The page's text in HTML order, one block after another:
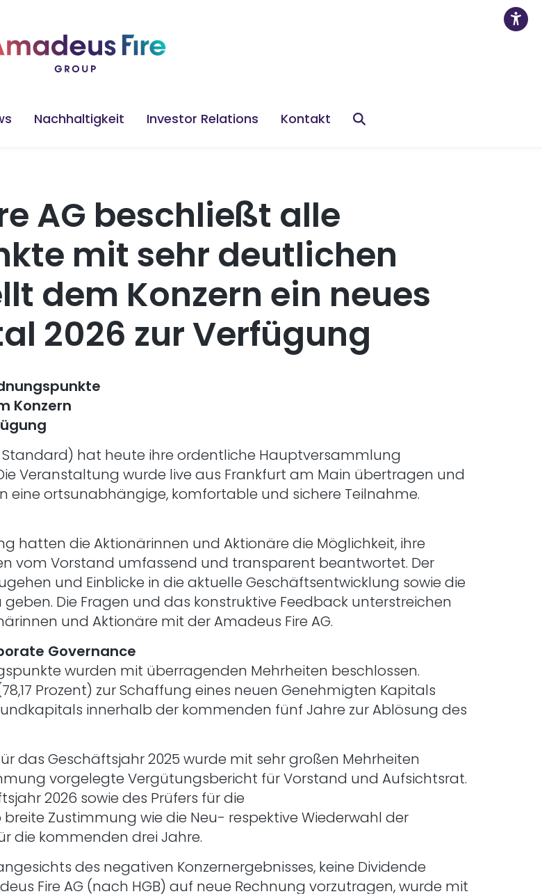
Nachhaltigkeit Investor Relations Kontakt
AG beschließt alle
mit sehr deutlichen
dem Konzern ein neues
2026 zur Verfügung
Konzern
Standard) hat heute ihre ordentliche Hauptversammlung
Veranstaltung wurde live aus Frankfurt am Main übertragen und
ortsunabhängige, komfortable und sichere Teilnahme.
hatten die Aktionärinnen und Aktionäre die Möglichkeit, ihre
vom Vorstand umfassend und transparent beantwortet. Der
und Einblicke in die aktuelle Geschäftsentwicklung sowie die
Die Fragen und das konstruktive Feedback unterstreichen
und Aktionäre mit der Amadeus Fire AG.
Governance
wurden mit überragenden Mehrheiten beschlossen.
Prozent) zur Schaffung eines neuen Genehmigten Kapitals
innerhalb der kommenden fünf Jahre zur Ablösung des
das Geschäftsjahr 2025 wurde mit sehr großen Mehrheiten
vorgelegte Vergütungsbericht für Vorstand und Aufsichtsrat.
2026 sowie des Prüfers für die
Zustimmung wie die Neu- respektive Wiederwahl der
die kommenden drei Jahre.
des negativen Konzernergebnisses, keine Dividende
Fire AG (nach HGB) auf neue Rechnung vorzutragen, wurde mit